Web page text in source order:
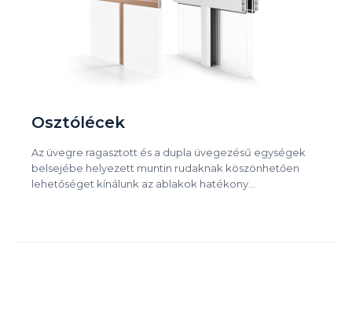
Osztólécek
Az üvegre ragasztott és a dupla üvegezésű egységek
belsejébe helyezett muntin rudaknak köszönhetően
lehetőséget kínálunk az ablakok hatékony…